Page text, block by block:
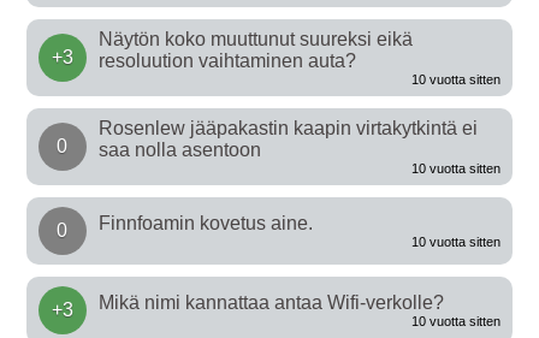
+3
Näytön koko muuttunut suureksi eikä
resoluution vaihtaminen auta?
10 vuotta sitten
0
Rosenlew jääpakastin kaapin virtakytkintä ei
saa nolla asentoon
10 vuotta sitten
0 Finnfoamin kovetus aine.
10 vuotta sitten
+3 Mikä nimi kannattaa antaa Wifi-verkolle?
10 vuotta sitten